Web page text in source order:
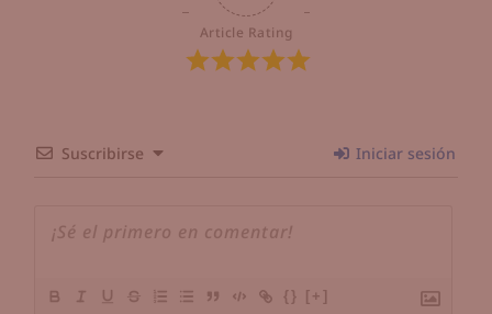
Article Rating
Suscribirse Iniciar sesión
{} [+]